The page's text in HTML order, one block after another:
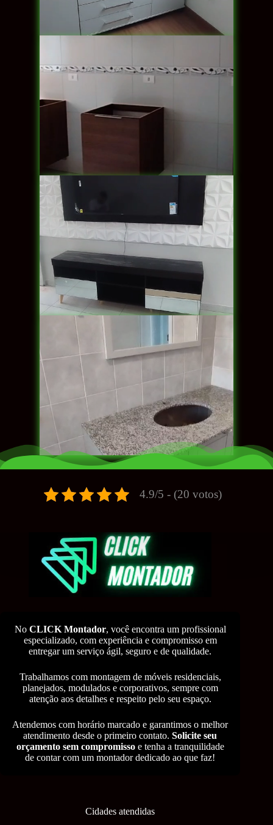
4.9/5 - (20 votos)
No CLICK Montador, você encontra um profissional
especializado, com experiência e compromisso em
entregar um serviço ágil, seguro e de qualidade.
Trabalhamos com montagem de móveis residenciais,
planejados, modulados e corporativos, sempre com
atenção aos detalhes e respeito pelo seu espaço.
Atendemos com horário marcado e garantimos o melhor
atendimento desde o primeiro contato.Solicite seu
orçamento sem compromissoe tenha a tranquilidade
de contar com um montador dedicado ao que faz!
Cidades atendidas